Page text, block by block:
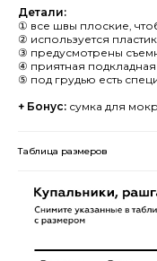
Детали:
① все швы плоские,
② используется
③ предусмотрены
④ приятная
⑤ под грудью есть
+ Бонус: сумка для
Таблица размеров